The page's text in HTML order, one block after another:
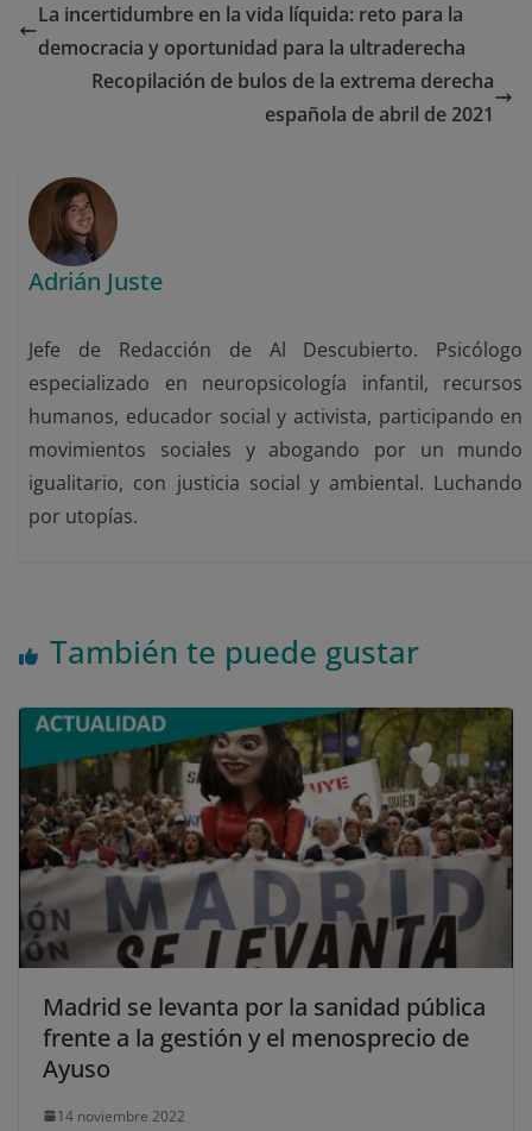
La incertidumbre en la vida líquida: reto para la
democracia y oportunidad para la ultraderecha
Recopilación de bulos de la extrema derecha
española de abril de 2021
Adrián Juste
Jefe de Redacción de Al Descubierto. Psicólogo
especializado en neuropsicología infantil, recursos
humanos, educador social y activista, participando en
movimientos sociales y abogando por un mundo
igualitario, con justicia social y ambiental. Luchando
por utopías.
También te puede gustar
Madrid se levanta por la sanidad pública
frente a la gestión y el menosprecio de
Ayuso
14 noviembre 2022